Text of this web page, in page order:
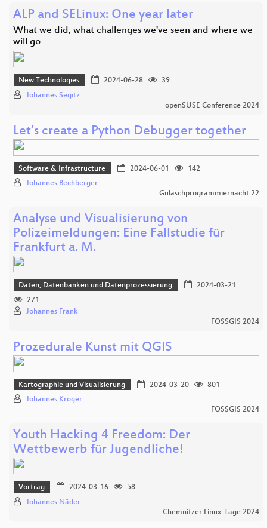
ALP and SELinux: One year later
What we did, what challenges we've seen and where we
will go
New Technologies 2024-06-28
39
Johannes Segitz
openSUSE Conference 2024
Let’s create a Python Debugger together
Software & Infrastructure 2024-06-01
142
Johannes Bechberger
Gulaschprogrammiernacht 22
Analyse und Visualisierung von
Polizeimeldungen: Eine Fallstudie für
Frankfurt a. M.
Daten, Datenbanken und Datenprozessierung
2024-03-21
271
Johannes Frank
FOSSGIS 2024
Prozedurale Kunst mit QGIS
Kartographie und Visualisierung 2024-03-20
801
Johannes Kröger
FOSSGIS 2024
Youth Hacking 4 Freedom: Der
Wettbewerb für Jugendliche!
Vortrag 2024-03-16
58
Johannes Näder
Chemnitzer Linux-Tage 2024